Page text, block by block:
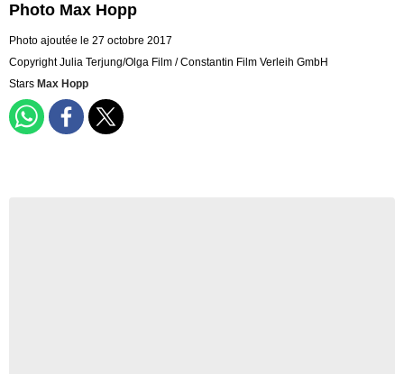
Photo Max Hopp
Photo ajoutée le 27 octobre 2017
Copyright Julia Terjung/Olga Film / Constantin Film Verleih GmbH
Stars Max Hopp